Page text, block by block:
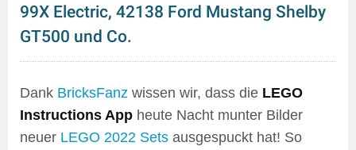
99X Electric, 42138 Ford Mustang Shelby
GT500 und Co.
Dank BricksFanz wissen wir, dass die LEGO
Instructions App heute Nacht munter Bilder
neuer LEGO 2022 Sets ausgespuckt hat! So